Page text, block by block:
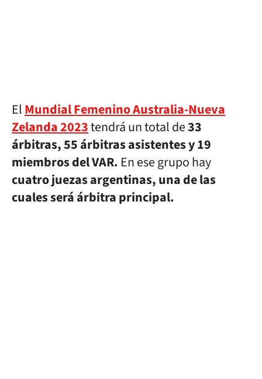
ElMundial Femenino Australia-Nueva
Zelanda 2023tendrá un total de33
árbitras, 55 árbitras asistentes y 19
miembros del VAR. En ese grupo hay
cuatro juezas argentinas, una de las
cuales será árbitra principal.